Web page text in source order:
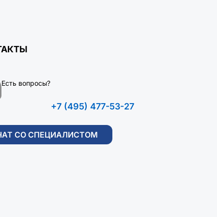
Есть вопросы?
+7 (495) 477-53-27
СО СПЕЦИАЛИСТОМ